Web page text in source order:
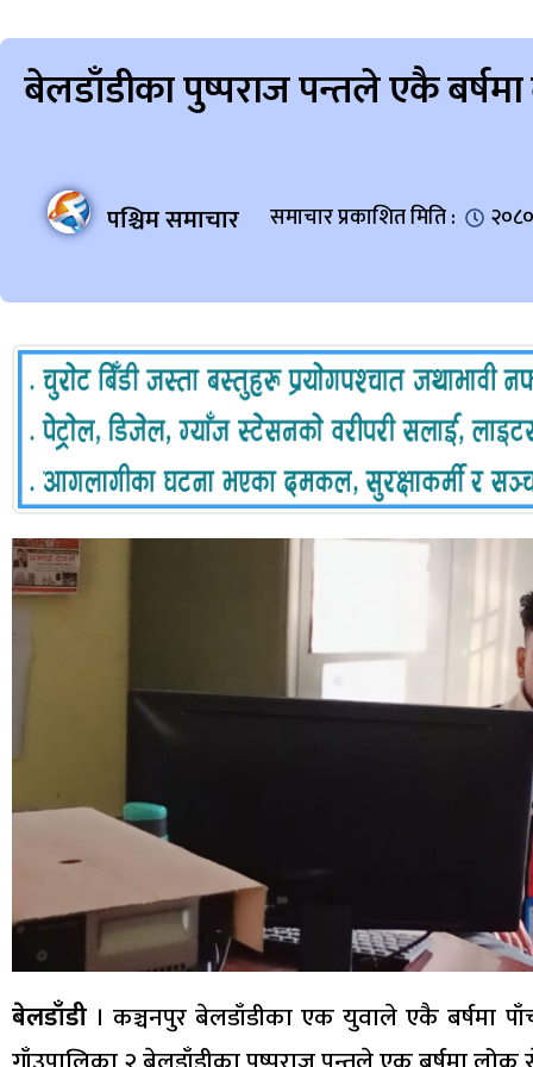
बेलडाँडीका पुष्पराज पन्तले एकै
पश्चिम समाचार समाचार प्रकाशित मिति :
बेलडाँडी । कञ्चनपुर बेलडाँडीका एक युवाले एकै बर्षमा